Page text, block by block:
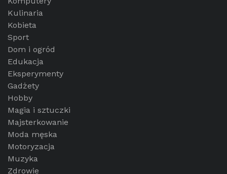
Kulinaria
Kobieta
Sport
Dom i ogród
Edukacja
Eksperymenty
Gadżety
Hobby
Magia i sztuczki
Majsterkowanie
Moda męska
Motoryzacja
Muzyka
Zdrowie